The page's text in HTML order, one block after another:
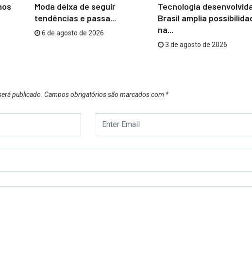
Moda deixa de seguir
tendências e passa...
6 de agosto de 2026
Tecnologia
Brasil amplia
na...
3 de agosto de 2026
publicado. Campos obrigatórios são marcados com *